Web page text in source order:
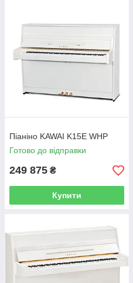
Піаніно KAWAI K15E WHP
Готово до відправки
249 875 ₴
Купити